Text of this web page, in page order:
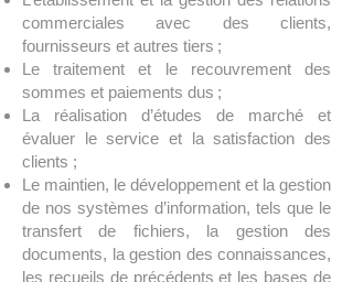
commerciales avec des clients,
fournisseurs et autres tiers ;
Le traitement et le recouvrement des
sommes et paiements dus ;
La réalisation d’études de marché et
évaluer le service et la satisfaction des
clients ;
Le maintien, le développement et la gestion
de nos systèmes d’information, tels que le
transfert de fichiers, la gestion des
documents, la gestion des connaissances,
les recueils de précédents et les bases de